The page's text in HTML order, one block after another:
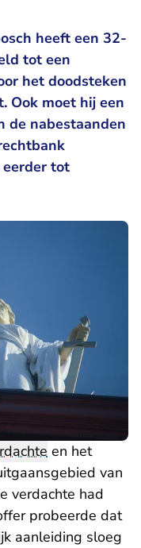
heeft een 32-
tot een
het doodsteken
Ook moet hij een
de nabestaanden
tot
en het
van
verdachte had
probeerde dat
aanleiding sloeg